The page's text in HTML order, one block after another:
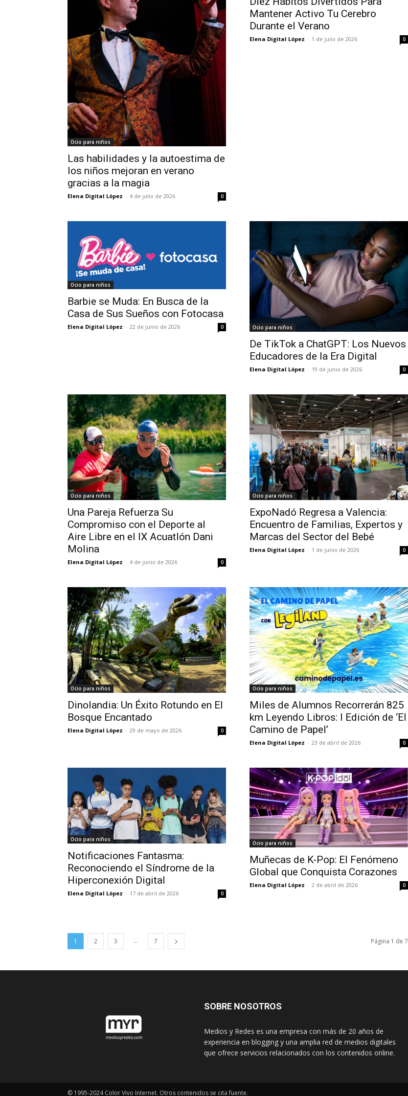
Ocio para niños
Las habilidades y la autoestima de
los niños mejoran en verano
gracias a la magia
Elena Digital López - 4 de julio de 2026 0
Mantener Activo Tu Cerebro
Durante el Verano
Elena Digital López - 1 de julio de 2026 0
Ocio para niños
Barbie se Muda: En Busca de la
Casa de Sus Sueños con Fotocasa
Elena Digital López - 22 de junio de 2026 0 Ocio para niños
De TikTok a ChatGPT: Los Nuevos
Educadores de la Era Digital
Elena Digital López - 19 de junio de 2026 0
Ocio para niños
Una Pareja Refuerza Su
Compromiso con el Deporte al
Aire Libre en el IX Acuatlón Dani
Molina
Elena Digital López - 4 de junio de 2026 0
Ocio para niños
ExpoNadó Regresa a Valencia:
Encuentro de Familias, Expertos y
Marcas del Sector del Bebé
Elena Digital López - 1 de junio de 2026 0
Ocio para niños
Dinolandia: Un Éxito Rotundo en El
Bosque Encantado
Elena Digital López - 29 de mayo de 2026 0
Ocio para niños
Miles de Alumnos Recorrerán 825
km Leyendo Libros: I Edición de ‘El
Camino de Papel’
Elena Digital López - 23 de abril de 2026 0
Ocio para niños
Notificaciones Fantasma:
Reconociendo el Síndrome de la
Hiperconexión Digital
Elena Digital López - 17 de abril de 2026 0
Ocio para niños
Muñecas de K-Pop: El Fenómeno
Global que Conquista Corazones
Elena Digital López - 2 de abril de 2026 0
1 2 3 ... 7 Página 1 de 7
SOBRE NOSOTROS
Medios y Redes es una empresa con más de 20 años de
experiencia en blogging y una amplia red de medios digitales
que ofrece servicios relacionados con los contenidos online.
© 1995-2024 Color Vivo Internet. Otros contenidos se cita fuente.